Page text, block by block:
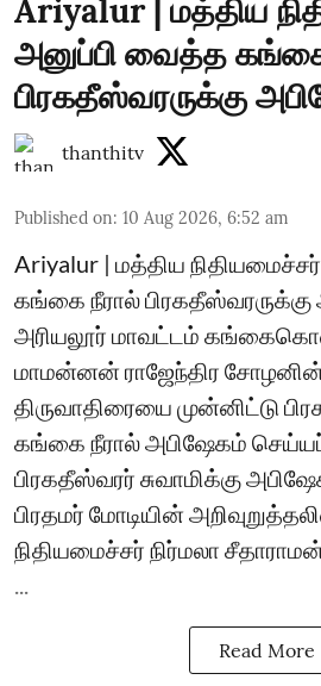
Ariyalur | மத்திய
அனுப்பி வைத்த
பிரகதீஸ்வரருக்கு
thanthitv
Published on: 10 Aug 2026, 6:52 am
Ariyalur | மத்திய
கங்கை நீரால்
அரியலூர் மாவட்டம்
மாமன்னன் ராஜேந்திர சோழனின்
திருவாதிரையை முன்னிட்டு
கங்கை நீரால் அபிஷேகம்
பிரகதீஸ்வரர் சுவாமிக்கு
பிரதமர் மோடியின்
நிதியமைச்சர் நிர்மலா
...
Read More